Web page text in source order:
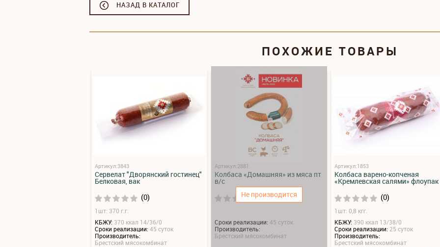
НАЗАД В КАТАЛОГ
ПОХОЖИЕ ТОВАРЫ
Артикул:3843
Сервелат "Дворянский гостинец"
Белковая, вак
(0)
1шт: 370 г.г.
КБЖУ: 370 ккал 14/36/0
Сроки реализации:45 суток
Производитель:
Брестский мясокомбинат
Не производится
Артикул:2881
Колбаса «Домашняя» из мяса пт
в/с
(0)
Сроки реализации: 45 суток
Производитель:
Брестский мясокомбинат
Артикул:1853
Колбаса варено-копченая
«Кремлевская салями» флоупак
(0)
1шт: 0,8 кгг.
КБЖУ: 390 ккал 13/38/0
Сроки реализации: 25 суток
Производитель:
Брестский мясокомбинат